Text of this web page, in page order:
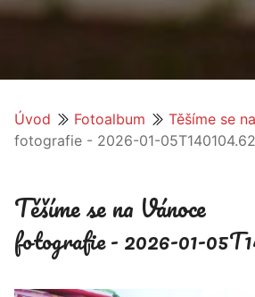
Úvod Fotoalbum
Těšíme se
fotografie - 2026-01-
Těšíme se na Vánoce
fotografie - 2026-01-